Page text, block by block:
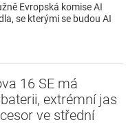
Evropská komise AI
se kterými se budou AI
16 SE má
extrémní jas
ve střední